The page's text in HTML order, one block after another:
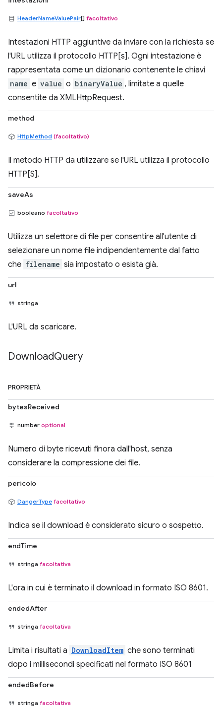
HeaderNameValuePair[] facoltativo
Intestazioni HTTP aggiuntive da inviare con la richiesta se
l'URL utilizza il protocollo HTTP[s]. Ogni intestazione è
rappresentata come un dizionario contenente le chiavi
name e value o binaryValue , limitate a quelle
consentite da XMLHttpRequest.
method
HttpMethod (facoltativo)
Il metodo HTTP da utilizzare se l'URL utilizza il protocollo
HTTP[S].
saveAs
booleano facoltativo
Utilizza un selettore di file per consentire all'utente di
selezionare un nome file indipendentemente dal fatto
che filename sia impostato o esista già.
url
stringa
L'URL da scaricare.
DownloadQuery
PROPRIETÀ
bytesReceived
number optional
Numero di byte ricevuti finora dall'host, senza
considerare la compressione dei file.
pericolo
DangerType facoltativo
Indica se il download è considerato sicuro o sospetto.
endTime
stringa facoltativa
L'ora in cui è terminato il download in formato ISO 8601.
endedAfter
stringa facoltativa
Limita i risultati a DownloadItem che sono terminati
dopo i millisecondi specificati nel formato ISO 8601
endedBefore
stringa facoltativa